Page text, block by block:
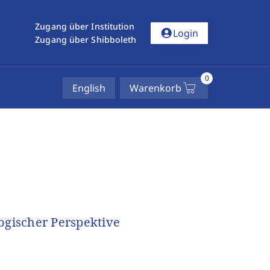
Zugang über Institution
Zugang über Shibboleth
account_circleLogin
English Warenkorb
0
Perspektive